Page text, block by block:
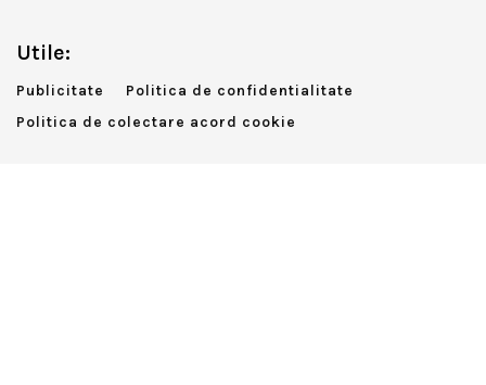
Utile:
Publicitate
Politica de confidentialitate
Politica de colectare acord cookie